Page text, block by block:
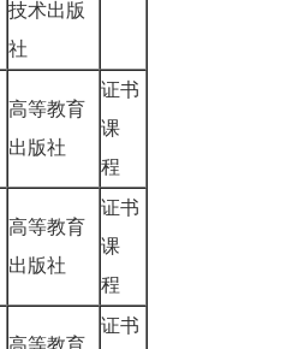
技术出版
社
高等教育
出版社
证书
课
程
高等教育
出版社
证书
课
程
高等教育
证书